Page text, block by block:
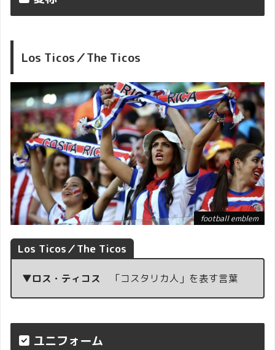
Los Ticos／The Ticos
football emblem
Los Ticos／The Ticos
▼ロス・ティコス 「コスタリカ人」を表す言葉
ユニフォーム